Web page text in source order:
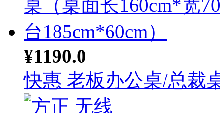
¥1190.0
快惠 老板办公桌/总裁